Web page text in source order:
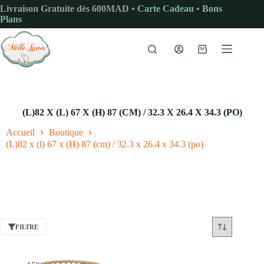
Passer
au
contenu
Livraison Gratuite dès 600MAD • Carte Cadeau • Bons
Plans
Panier
(L)82 X (L) 67 X (H) 87 (CM) / 32.3 X 26.4 X 34.3 (PO)
Accueil
Boutique
(L)82 x (l) 67 x (H) 87 (cm) / 32.3 x 26.4 x 34.3 (po)
FILTRE